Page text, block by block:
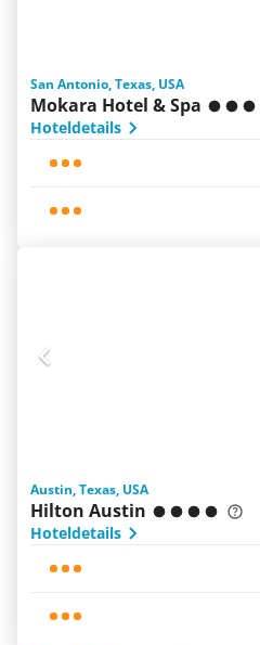
San Antonio, Texas, USA
Mokara Hotel & Spa
Hoteldetails
Austin, Texas, USA
Hilton Austin
Hoteldetails